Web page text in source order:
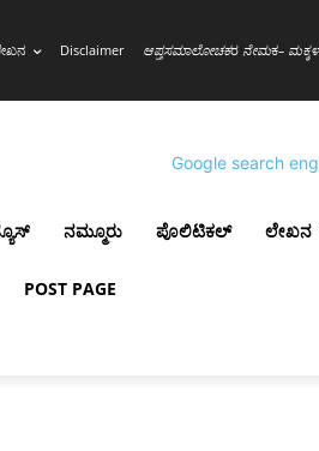
Disclaimer ಆಪ್ತಸಮಾಲೋಚಕರ ನೇಮಕ–
ನಮ್ಮೂರು ಪೊಲಿಟಿಕಲ್ ಲೇಖನ
POST PAGE